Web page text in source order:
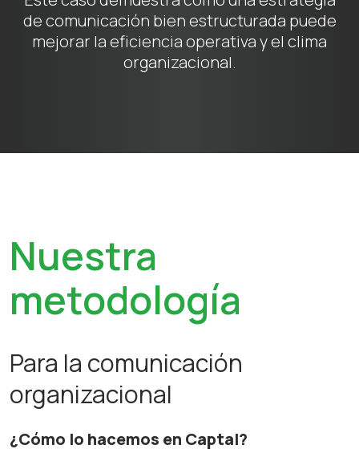
de comunicación bien estructurada puede
mejorar la eficiencia operativa y el clima
organizacional.
Nuestra
metodología
Para la comunicación
organizacional
¿Cómo lo hacemos en Captal?